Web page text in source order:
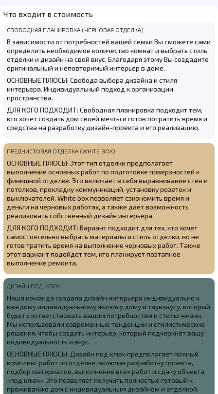
Что входит в стоимость
СВОБОДНАЯ ПЛАНИРОВКА (ЧЕРНОВАЯ ОТДЕЛКА)
В зависимости от потребностей вашей семьи Вы сможете сами
определить необходимое количество комнат и выбрать стиль
отделки и дизайн на свой вкус. Благодаря этому Вы создадите
оригинальный и неповторимый интерьер в доме.
ОСНОВНЫЕ ПЛЮСЫ: Свобода выбора дизайна и стиля
интерьера. Индивидуальный подход к организации
пространства.
ДЛЯ КОГО ПОДХОДИТ: Свободная планировка подходит тем,
кто хочет создать дом своей мечты и готов потратить время и
средства на разработку дизайн-проекта и его реализацию.
ПРЕДЧИСТОВАЯ ОТДЕЛКА (WHITE BOX)
ОСНОВНЫЕ ПЛЮСЫ: Этот тип отделки предполагает
выполнение основных работ по подготовке поверхностей к
финишной отделке. Это включает в себя выравнивание стен и
потолков, прокладку коммуникаций, установку розеток и
выключателей. White box позволяет сэкономить время и
деньги на черновых работах, а также даёт возможность
реализовать собственный дизайн интерьера.
ДЛЯ КОГО ПОДХОДИТ: Вариант подходит для тех, кто хочет
самостоятельно выбрать материалы и стиль отделки, но не
готов тратить время на выполнение черновых работ. Также
этот вариант подойдёт тем, кто планирует поэтапное
выполнение ремонта.
ДИЗАЙН ПОД КЛЮЧ
Наша команда создала дизайн интерьера индивидуально к
каждому индивидуальному жилому дому и таунхаусу, который
будет соответствовать вашим потребностям и стилю жизни.
Мы использовали современные тенденции и стилистические
решения, чтобы создать интерьер, который подчеркнёт вашу
индивидуальность и вкус.
ОСНОВНЫЕ ПЛЮСЫ: Дизайн под ключ предполагает полный
комплекс работ по отделке, включая разработку проекта,
подбор материалов, выполнение всех работ и сдачу объекта
«под ключ». Это позволяет получить полностью готовый к
проживанию дом с индивидуальным дизайном и отделкой.